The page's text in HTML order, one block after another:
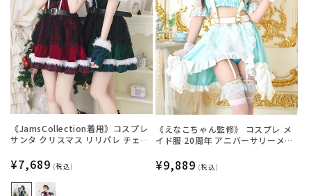
《JamsCollection着用》コスプレ
サンタ クリスマス リリパレ チェッ
サイズ グリーン/レッド【クリアス
トーン】
通
常
¥7,689 (税込)
《えなこちゃん監修》 コスプレ メ
イド服 20周年 アニバーサリーメイ
イズ ミントグリーン【クリアスト
ーン】♡
通
¥9,889 (税込)